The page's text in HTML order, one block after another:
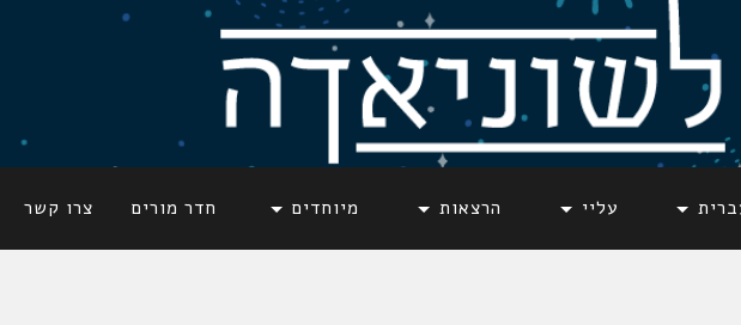
עליי הרצאות מיוחדים חדר מורים צרו קשר